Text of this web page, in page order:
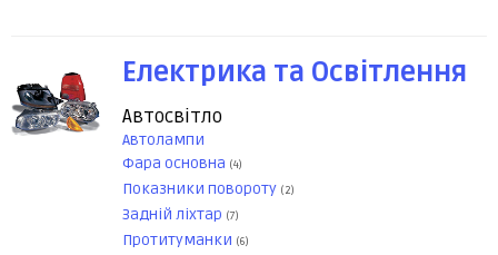
Електрика та Освітлення
Автосвітло
Автолампи
Фара основна (4)
Показники повороту (2)
Задній ліхтар (7)
Протитуманки (6)